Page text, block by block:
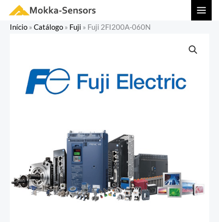
Início » Catálogo » Fuji » Fuji 2FI200A-060N